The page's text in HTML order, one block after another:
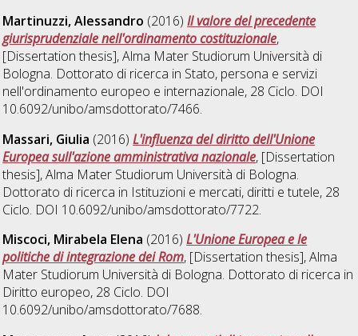
Martinuzzi, Alessandro (2016)Il valore del precedente
giurisprudenziale nell'ordinamento costituzionale,
[Dissertation thesis], Alma Mater Studiorum Università di
Bologna. Dottorato di ricerca in Stato, persona e servizi
nell'ordinamento europeo e internazionale, 28 Ciclo. DOI
10.6092/unibo/amsdottorato/7466.
Massari, Giulia (2016)L'influenza del diritto dell'Unione
Europea sull'azione amministrativa nazionale, [Dissertation
thesis], Alma Mater Studiorum Università di Bologna.
Dottorato di ricerca in Istituzioni e mercati, diritti e tutele, 28
Ciclo. DOI 10.6092/unibo/amsdottorato/7722.
Miscoci, Mirabela Elena (2016)L'Unione Europea e le
politiche di integrazione dei Rom, [Dissertation thesis], Alma
Mater Studiorum Università di Bologna. Dottorato di ricerca in
Diritto europeo, 28 Ciclo. DOI
10.6092/unibo/amsdottorato/7688.